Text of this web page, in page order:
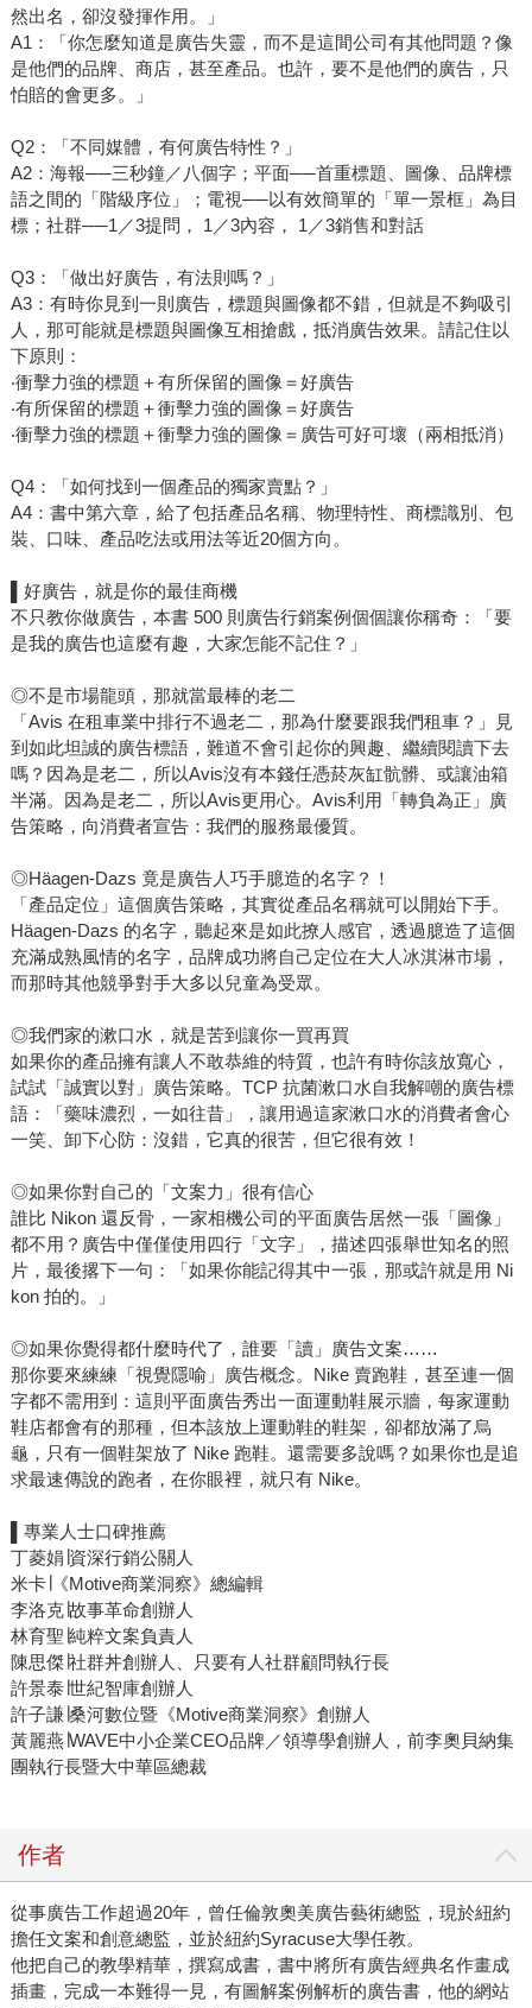
然出名，卻沒發揮作用。」
A1：「你怎麼知道是廣告失靈，而不是這間公司有其他問題？像
是他們的品牌、商店，甚至產品。也許，要不是他們的廣告，只
怕賠的會更多。」
Q2：「不同媒體，有何廣告特性？」
A2：海報──三秒鐘／八個字；平面──首重標題、圖像、品牌標
語之間的「階級序位」；電視──以有效簡單的「單一景框」為目
標；社群──1／3提問， 1／3內容， 1／3銷售和對話
Q3：「做出好廣告，有法則嗎？」
A3：有時你見到一則廣告，標題與圖像都不錯，但就是不夠吸引
人，那可能就是標題與圖像互相搶戲，抵消廣告效果。請記住以
下原則：
‧衝擊力強的標題＋有所保留的圖像＝好廣告
‧有所保留的標題＋衝擊力強的圖像＝好廣告
‧衝擊力強的標題＋衝擊力強的圖像＝廣告可好可壞（兩相抵消）
Q4：「如何找到一個產品的獨家賣點？」
A4：書中第六章，給了包括產品名稱、物理特性、商標識別、包
裝、口味、產品吃法或用法等近20個方向。
▌好廣告，就是你的最佳商機
不只教你做廣告，本書 500 則廣告行銷案例個個讓你稱奇：「要
是我的廣告也這麼有趣，大家怎能不記住？」
◎不是市場龍頭，那就當最棒的老二
「Avis 在租車業中排行不過老二，那為什麼要跟我們租車？」見
到如此坦誠的廣告標語，難道不會引起你的興趣、繼續閱讀下去
嗎？因為是老二，所以Avis沒有本錢任憑菸灰缸骯髒、或讓油箱
半滿。因為是老二，所以Avis更用心。Avis利用「轉負為正」廣
告策略，向消費者宣告：我們的服務最優質。
◎Häagen-Dazs 竟是廣告人巧手臆造的名字？！
「產品定位」這個廣告策略，其實從產品名稱就可以開始下手。
Häagen-Dazs 的名字，聽起來是如此撩人感官，透過臆造了這個
充滿成熟風情的名字，品牌成功將自己定位在大人冰淇淋市場，
而那時其他競爭對手大多以兒童為受眾。
◎我們家的漱口水，就是苦到讓你一買再買
如果你的產品擁有讓人不敢恭維的特質，也許有時你該放寬心，
試試「誠實以對」廣告策略。TCP 抗菌漱口水自我解嘲的廣告標
語：「藥味濃烈，一如往昔」，讓用過這家漱口水的消費者會心
一笑、卸下心防：沒錯，它真的很苦，但它很有效！
◎如果你對自己的「文案力」很有信心
誰比 Nikon 還反骨，一家相機公司的平面廣告居然一張「圖像」
都不用？廣告中僅僅使用四行「文字」，描述四張舉世知名的照
片，最後撂下一句：「如果你能記得其中一張，那或許就是用 Ni
kon 拍的。」
◎如果你覺得都什麼時代了，誰要「讀」廣告文案……
那你要來練練「視覺隱喻」廣告概念。Nike 賣跑鞋，甚至連一個
字都不需用到：這則平面廣告秀出一面運動鞋展示牆，每家運動
鞋店都會有的那種，但本該放上運動鞋的鞋架，卻都放滿了烏
龜，只有一個鞋架放了 Nike 跑鞋。還需要多說嗎？如果你也是追
求最速傳說的跑者，在你眼裡，就只有 Nike。
▌專業人士口碑推薦
丁菱娟∣資深行銷公關人
米卡∣《Motive商業洞察》總編輯
李洛克∣故事革命創辦人
林育聖∣純粹文案負責人
陳思傑∣社群丼創辦人、只要有人社群顧問執行長
許景泰∣世紀智庫創辦人
許子謙∣桑河數位暨《Motive商業洞察》創辦人
黃麗燕∣WAVE中小企業CEO品牌／領導學創辦人，前李奧貝納集
團執行長暨大中華區總裁
作者
從事廣告工作超過20年，曾任倫敦奧美廣告藝術總監，現於紐約
擔任文案和創意總監，並於紐約Syracuse大學任教。
他把自己的教學精華，撰寫成書，書中將所有廣告經典名作畫成
插畫，完成一本難得一見，有圖解案例解析的廣告書，他的網站